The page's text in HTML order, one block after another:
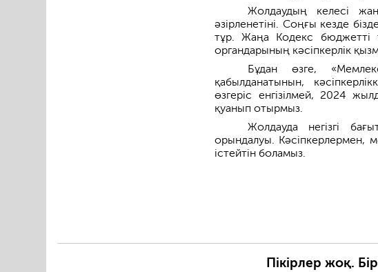
Жолдаудың келесі
әзірленетіні. Соңғы кезде
тұр. Жаңа Кодекс бюджетті
органдарының кәсіпкерлік
Бұдан өзге,
қабылданатынын,
өзгеріс енгізілмей, 2024
қуанып отырмыз.
Жолдауда негізгі
орындалуы. Кәсіпкерлермен,
істейтін боламыз.
Пікірлер жоқ.